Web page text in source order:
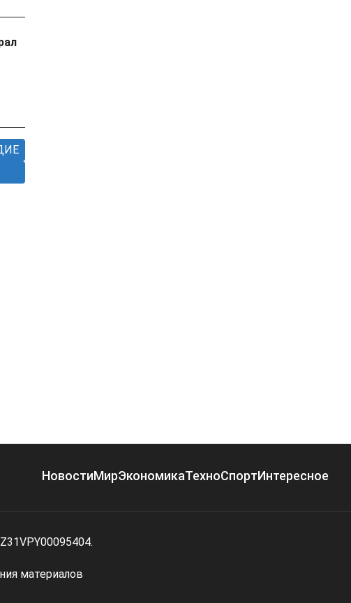
НовостиМирЭкономикаТехноСпортИнтересное
материалов